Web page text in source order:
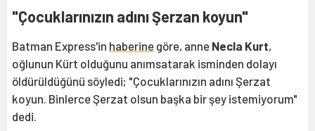
"Çocuklarınızın adını Şerzan koyun"
Batman Express'in haberine göre, anne Necla Kurt,
oğlunun Kürt olduğunu anımsatarak isminden dolayı
öldürüldüğünü söyledi; "Çocuklarınızın adını Şerzat
koyun. Binlerce Şerzat olsun başka bir şey istemiyorum"
dedi.